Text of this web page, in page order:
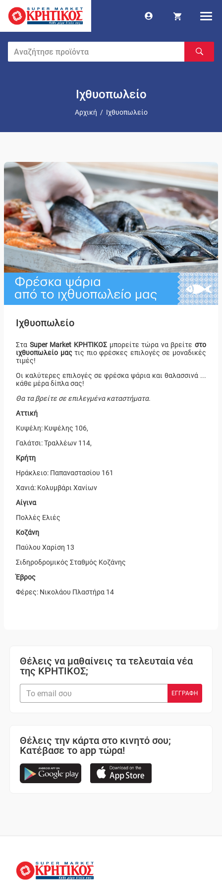
Ιχθυοπωλείο
Αρχική / Ιχθυοπωλείο
Ιχθυοπωλείο
Στα Super Market ΚΡΗΤΙΚΟΣμπορείτε τώρα να βρείτε στο
ιχθυοπωλείο μαςτις πιο φρέσκες επιλογές σε μοναδικές
τιμές!
Οι καλύτερες επιλογές σε φρέσκα ψάρια και θαλασσινά ...
κάθε μέρα δίπλα σας!
Θα τα βρείτε σε επιλεγμένα καταστήματα.
Αττική
Κυψέλη: Κυψέλης 106,
Γαλάτσι: Τραλλέων 114,
Κρήτη
Ηράκλειο: Παπαναστασίου 161
Χανιά: Κολυμβάρι Χανίων
Αίγινα
Πολλές Ελιές
Κοζάνη
Παύλου Χαρίση 13
Σιδηροδρομικός Σταθμός Κοζάνης
Έβρος
Φέρες: Νικολάου Πλαστήρα 14
Θέλεις να μαθαίνεις τα τελευταία νέα
της ΚΡΗΤΙΚΟΣ;
Θέλεις την κάρτα στο κινητό σου;
Κατέβασε το app τώρα!